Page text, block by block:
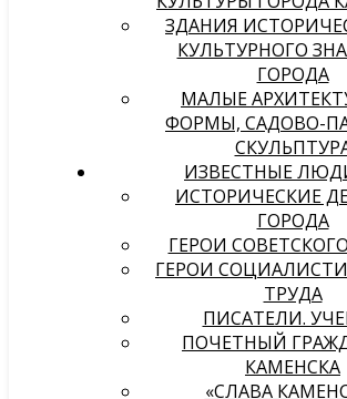
ЗДАНИЯ
КУЛЬТУРНОГО
ГОРОДА
МАЛЫЕ
ФОРМЫ, САДОВО-
ИЗВЕСТНЫЕ
ИСТОРИЧЕСКИЕ
ГОРОДА
ГЕРОИ
ГЕРОИ
ТРУДА
ПИСАТЕЛИ.
ПОЧЕТНЫЙ
КАМЕНСКА
«СЛАВА